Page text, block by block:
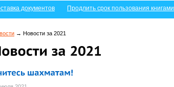
документов Продлить срок пользования книгами
→ Новости за 2021